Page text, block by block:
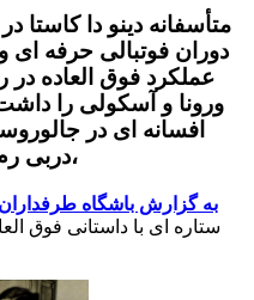
دوران فوتبالی حرفه ای
عملکرد فوق العاده در
ورونا و آسکولی را
افسانه ای در
دربی رم را برای این تیم در اختیار دارد،
به گزارش باشگاه
ستاره ای با داستانی فوق